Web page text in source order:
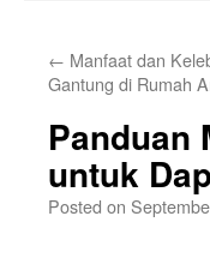
← Manfaat dan
Gantung di Rumah
Panduan
untuk
Posted on